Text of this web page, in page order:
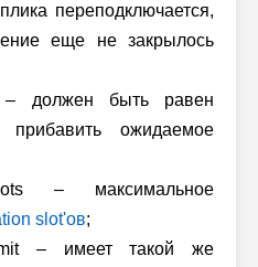
переподключается,
еще не закрылось
– должен быть равен
прибавить ожидаемое
– максимальное
slot'ов;
– имеет такой же